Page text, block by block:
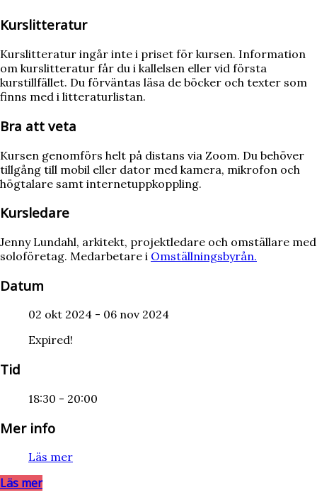
Kurslitteratur
Kurslitteratur ingår inte i priset för kursen. Information
om kurslitteratur får du i kallelsen eller vid första
kurstillfället. Du förväntas läsa de böcker och texter som
finns med i litteraturlistan.
Bra att veta
Kursen genomförs helt på distans via Zoom. Du behöver
tillgång till mobil eller dator med kamera, mikrofon och
högtalare samt internetuppkoppling.
Kursledare
Jenny Lundahl, arkitekt, projektledare och omställare med
soloföretag. Medarbetare i Omställningsbyrån.
Datum
02 okt 2024 - 06 nov 2024
Expired!
Tid
18:30 - 20:00
Mer info
Läs mer
Läs mer